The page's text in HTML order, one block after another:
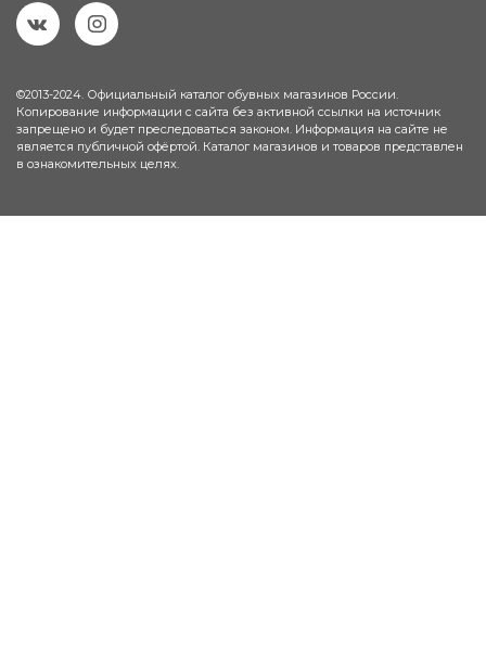
©2013-2024. Официальный каталог обувных магазинов России.
Копирование информации с сайта без активной ссылки на источник
запрещено и будет преследоваться законом. Информация на сайте не
является публичной офёртой. Каталог магазинов и товаров представлен
в ознакомительных целях.